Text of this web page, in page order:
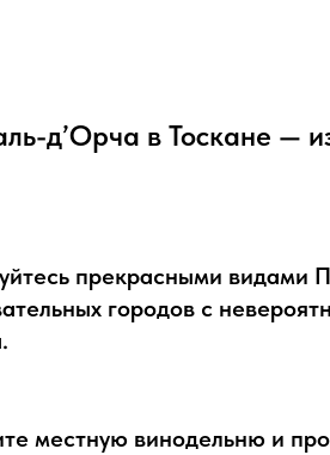
д’Орча в Тоскане —
прекрасными видами
городов с
местную винодельню и